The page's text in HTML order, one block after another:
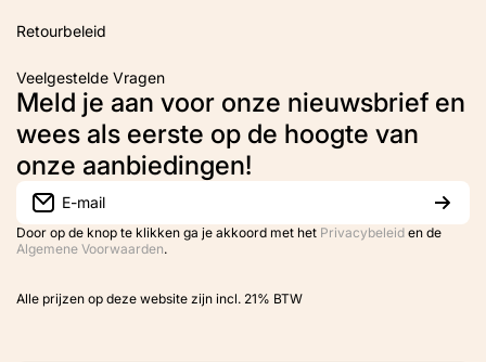
Retourbeleid
Veelgestelde Vragen
Meld je aan voor onze nieuwsbrief en
wees als eerste op de hoogte van
onze aanbiedingen!
E-mail
Door op de knop te klikken ga je akkoord met het Privacybeleid en de
Algemene Voorwaarden.
Alle prijzen op deze website zijn incl. 21% BTW